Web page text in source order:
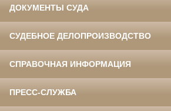
ДОКУМЕНТЫ СУДА
СУДЕБНОЕ ДЕЛОПРОИЗВОДСТВО
СПРАВОЧНАЯ ИНФОРМАЦИЯ
ПРЕСС-СЛУЖБА